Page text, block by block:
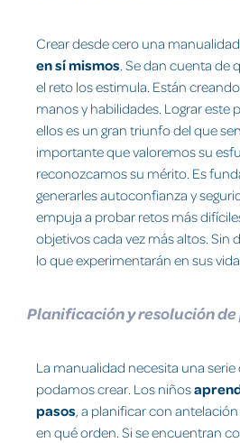
Crear desde cero una
en sí mismos . Se dan cuenta de
el reto los estimula. Están
manos y habilidades. Lograr este
ellos es un gran triunfo del que
importante que valoremos su
reconozcamos su mérito. Es
generarles autoconfianza y
empuja a probar retos más
objetivos cada vez más altos. Sin
lo que experimentarán en sus
Planificación y resolución
La manualidad necesita una serie
podamos crear. Los niños
pasos , a planificar con
en qué orden. Si se encuentran